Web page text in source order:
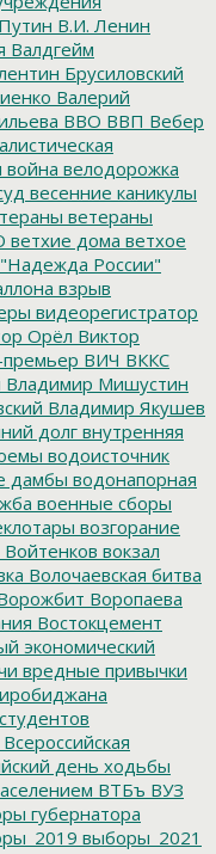
В.И. Ленин
Валдгейм
Брусиловский
Валерий
ВВО ВВП Вебер
война велодорожка
весенние каникулы
ветераны
ветхие дома ветхое
России"
взрыв
видеорегистратор
Орёл Виктор
ВИЧ ВККС
Владимир Мишустин
Владимир Якушев
долг внутренняя
водоисточник
дамбы водонапорная
военные сборы
возгорание
Войтенков вокзал
Волочаевская битва
Воропаева
Востокцемент
экономический
вредные привычки
Всероссийская
день ходьбы
ВТБъ ВУЗ
губернатора
выборы_2021